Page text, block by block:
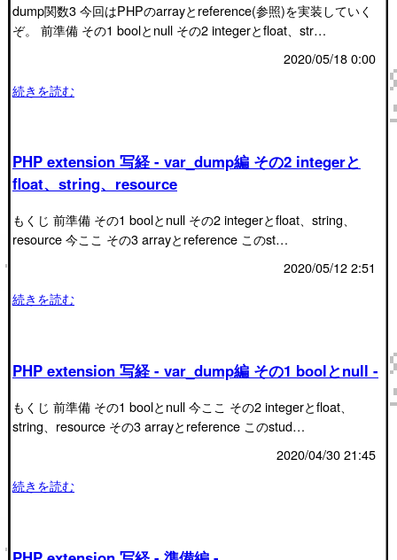
dump関数3 今回はPHPのarrayとreference(参照)を実装していく
ぞ。 前準備 その1 boolとnull その2 integerとfloat、str…
2020/05/18 0:00
続きを読む
PHP extension 写経 - var_dump編 その2 integerと
float、string、resource
もくじ 前準備 その1 boolとnull その2 integerとfloat、string、
resource 今ここ その3 arrayとreference このst…
2020/05/12 2:51
続きを読む
PHP extension 写経 - var_dump編 その1 boolとnull -
もくじ 前準備 その1 boolとnull 今ここ その2 integerとfloat、
string、resource その3 arrayとreference このstud…
2020/04/30 21:45
続きを読む